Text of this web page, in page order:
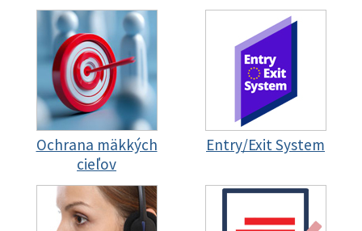
Ochrana mäkkých
cieľov
Entry/Exit System